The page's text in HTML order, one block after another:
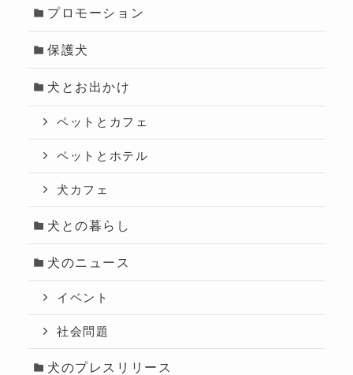
プロモーション
保護犬
犬とお出かけ
ペットとカフェ
ペットとホテル
犬カフェ
犬との暮らし
犬のニュース
イベント
社会問題
犬のプレスリリース